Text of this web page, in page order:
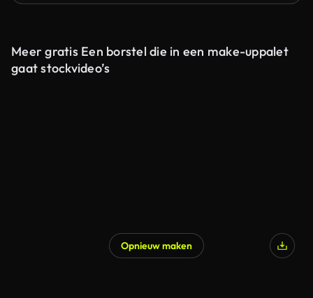
Meer gratis Een borstel die in een make-uppalet
gaat stockvideo’s
Opnieuw maken